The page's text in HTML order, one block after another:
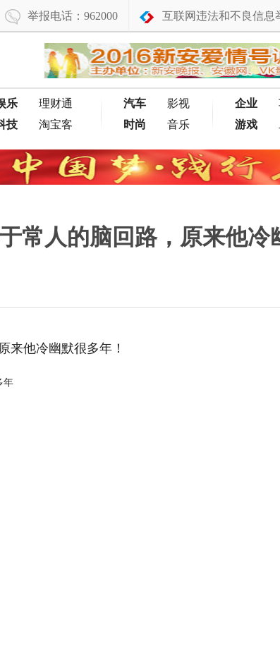
举报电话：962000 互联网违法和不良信息
乐
理财通
技
淘宝客
汽车
影视
时尚
音乐
企业
游戏
常人的脑回路，原来他冷
来他冷幽默很多年！